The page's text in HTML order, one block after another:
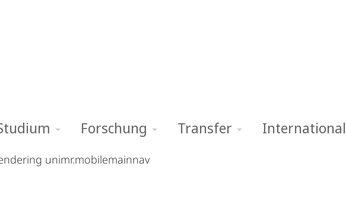
Forschung Transfer International
unimr.mobilemainnav